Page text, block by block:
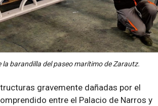
barandilla del paseo marítimo de Zarautz.
gravemente dañadas por el
entre el Palacio de Narros y